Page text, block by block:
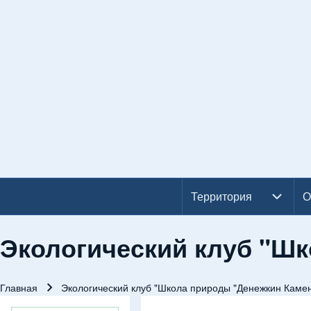
Основная навигация
Территория
Территория подменю
Экологический клуб
Главная Экологический клуб "Школа природы "Денежкин